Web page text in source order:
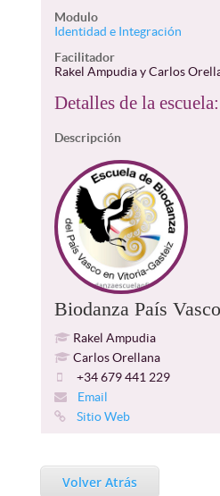
Modulo
Identidad e Integración
Facilitador
Rakel Ampudia y Carlos
Detalles de la escuela:
Descripción
Biodanza País
Rakel Ampudia
Carlos Orellana
+34 679 441 229
Email
Sitio Web
Volver Atrás